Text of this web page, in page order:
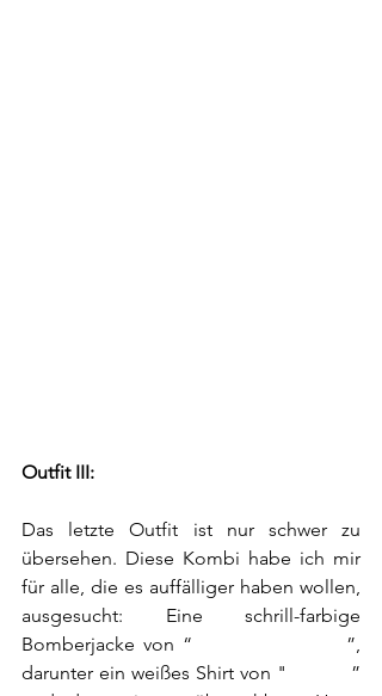
Outfit III:
Das letzte Outfit ist nur schwer zu
übersehen. Diese Kombi habe ich mir
für alle, die es auffälliger haben wollen,
ausgesucht: Eine schrill-farbige
Bomberjacke von “
”,
darunter ein weißes Shirt von "
”